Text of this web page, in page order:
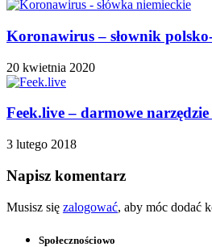
Koronawirus – słownik
20 kwietnia 2020
Feek.live – darmowe
3 lutego 2018
Napisz komentarz
Musisz się zalogować, aby móc dodać
Społecznościowo